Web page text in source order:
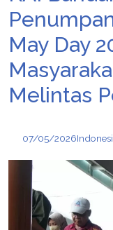
May Day
Melintas
07/05/2026